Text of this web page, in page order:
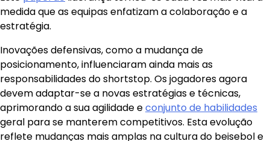
medida que as equipas enfatizam a colaboração e a
estratégia.
Inovações defensivas, como a mudança de
posicionamento, influenciaram ainda mais as
responsabilidades do shortstop. Os jogadores agora
devem adaptar-se a novas estratégias e técnicas,
aprimorando a sua agilidade econjunto de habilidades
geral para se manterem competitivos. Esta evolução
reflete mudanças mais amplas na cultura do beisebol e